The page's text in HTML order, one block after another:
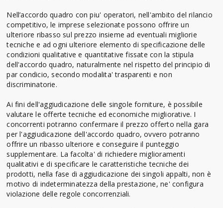
Nell’accordo quadro con piu' operatori, nell'ambito del rilancio
competitivo, le imprese selezionate possono offrire un
ulteriore ribasso sul prezzo insieme ad eventuali migliorie
tecniche e ad ogni ulteriore elemento di specificazione delle
condizioni qualitative e quantitative fissate con la stipula
dell'accordo quadro, naturalmente nel rispetto del principio di
par condicio, secondo modalita' trasparenti e non
discriminatorie.
Ai fini dell'aggiudicazione delle singole forniture, è possibile
valutare le offerte tecniche ed economiche migliorative. I
concorrenti potranno confermare il prezzo offerto nella gara
per l'aggiudicazione dell'accordo quadro, ovvero potranno
offrire un ribasso ulteriore e conseguire il punteggio
supplementare. La facolta' di richiedere miglioramenti
qualitativi e di specificare le caratteristiche tecniche dei
prodotti, nella fase di aggiudicazione dei singoli appalti, non è
motivo di indeterminatezza della prestazione, ne' configura
violazione delle regole concorrenziali.